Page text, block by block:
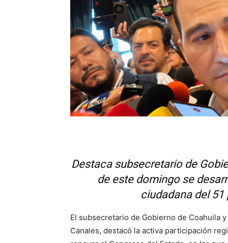
Destaca subsecretario de
de este domingo se
ciudadana del
El subsecretario de Gobierno de Coahuila
Canales, destacó la activa participación